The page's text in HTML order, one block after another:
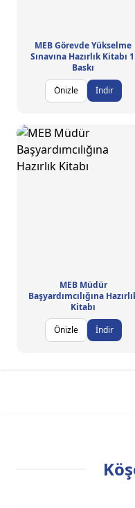
MEB Görevde Yükselme
Sınavına Hazırlık Kitabı
Baskı
Önizle
İndir
MEB Müdür
Başyardımcılığına
Kitabı
Önizle
İndir